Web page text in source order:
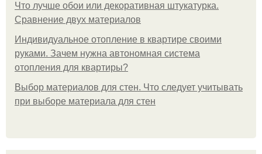
Что лучше обои или декоративная штукатурка.
Сравнение двух материалов
Индивидуальное отопление в квартире своими
руками. Зачем нужна автономная система
отопления для квартиры?
Выбор материалов для стен. Что следует учитывать
при выборе материала для стен